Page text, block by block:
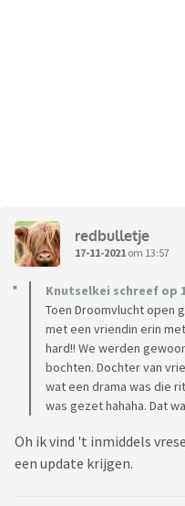
redbulletje
17-11-2021 om 13:57
Knutselkei schreef op
Toen Droomvlucht open
met een vriendin erin
hard!! We werden
bochten. Dochter van
wat een drama was die
was gezet hahaha. Dat
Oh ik vind 't inmiddels
een update krijgen.